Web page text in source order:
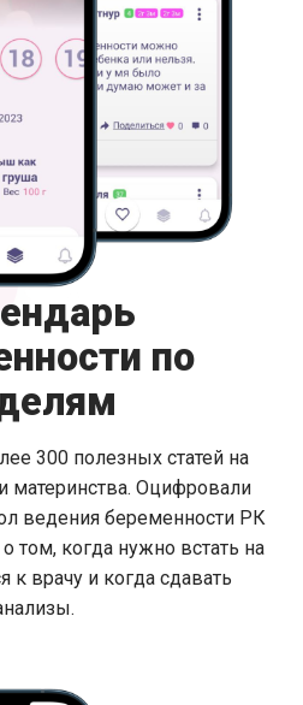
по
300 полезных статей на
материнства. Оцифровали
ведения беременности РК
том, когда нужно встать на
к врачу и когда сдавать